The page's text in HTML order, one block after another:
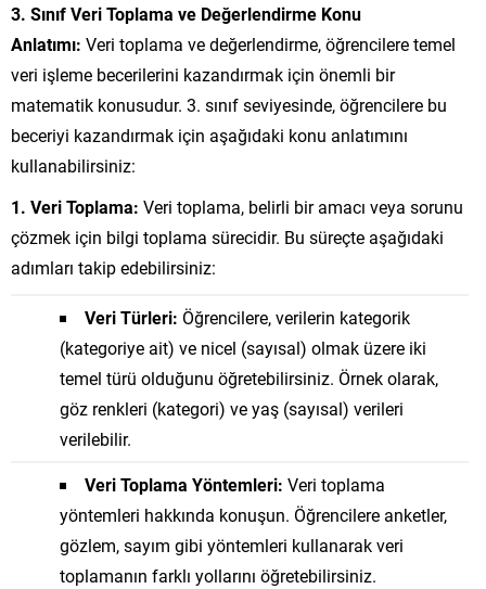
3. Sınıf Veri Toplama ve Değerlendirme Konu
Anlatımı: Veri toplama ve değerlendirme, öğrencilere temel
veri işleme becerilerini kazandırmak için önemli bir
matematik konusudur. 3. sınıf seviyesinde, öğrencilere bu
beceriyi kazandırmak için aşağıdaki konu anlatımını
kullanabilirsiniz:
1. Veri Toplama: Veri toplama, belirli bir amacı veya sorunu
çözmek için bilgi toplama sürecidir. Bu süreçte aşağıdaki
adımları takip edebilirsiniz:
Veri Türleri: Öğrencilere, verilerin kategorik
(kategoriye ait) ve nicel (sayısal) olmak üzere iki
temel türü olduğunu öğretebilirsiniz. Örnek olarak,
göz renkleri (kategori) ve yaş (sayısal) verileri
verilebilir.
Veri Toplama Yöntemleri: Veri toplama
yöntemleri hakkında konuşun. Öğrencilere anketler,
gözlem, sayım gibi yöntemleri kullanarak veri
toplamanın farklı yollarını öğretebilirsiniz.